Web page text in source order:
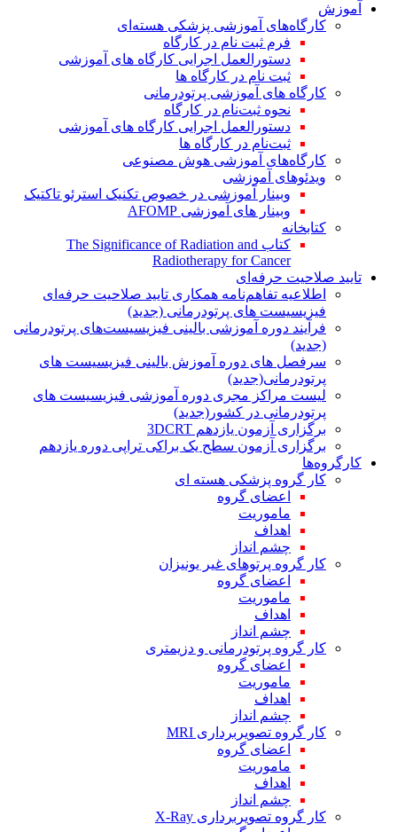
آموزش
کارگاه‌های آموزشی پزشکی هسته‌ای
فرم ثبت نام در کارگاه
دستورالعمل اجرایی کارگاه های آموزشی
ثبت نام در کارگاه ها
کارگاه های آموزشی پرتودرمانی
نحوه ثبت‌نام در کارگاه
دستورالعمل اجرایی کارگاه های آموزشی
ثبت‌نام در کارگاه ها
کارگاه‌های آموزشی هوش مصنوعی
ویدئوهای آموزشی
وبینار آموزشی در خصوص تکنیک استرئو تاکتیک
وبینار های آموزشی AFOMP
کتابخانه
کتاب The Significance of Radiation and
Radiotherapy for Cancer
تایید صلاحیت حرفه‌ای
اطلاعیه تفاهم‌نامه همکاری تایید صلاحیت حرفه‌ای
فیزیسیست های پرتودرمانی (جدید)
فرآیند دوره آموزشی بالینی فیزیسیست‌های پرتودرمانی
(جدید)
سرفصل های دوره آموزش بالینی فیزیسیست های
پرتودرمانی(جدید)
لیست مراکز مجری دوره آموزشی فیزیسیست های
پرتودرمانی در کشور(جدید)
برگزاری آزمون یازدهم 3DCRT
برگزاری آزمون سطح یک براکی تراپی دوره یازدهم
کارگروه‌ها
کار گروه پزشکی هسته ای
اعضای گروه
ماموریت
اهداف
چشم انداز
کار گروه پرتوهای غیر یونیزان
اعضای گروه
ماموریت
اهداف
چشم انداز
کار گروه پرتودرمانی و دزیمتری
اعضای گروه
ماموریت
اهداف
چشم انداز
کار گروه تصویربرداری MRI
اعضای گروه
ماموریت
اهداف
چشم انداز
کار گروه تصویربرداری X-Ray